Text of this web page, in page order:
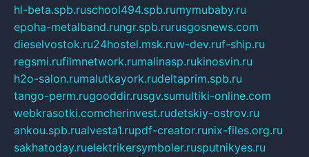
hl-beta.spb.ruschool494.spb.rumymubaby.ru
epoha-metalband.rungr.spb.rurusgosnews.com
dieselvostok.ru24hostel.msk.ruw-dev.ruf-ship.ru
regsmi.rufilmnetwork.rumalinasp.rukinosvin.ru
h2o-salon.rumalutkayork.rudeltaprim.spb.ru
tango-perm.rugooddir.rusgv.sumultiki-online.com
webkrasotki.comcherinvest.rudetskiy-ostrov.ru
ankou.spb.rualvesta1.rupdf-creator.runix-files.org.ru
sakhatoday.ruelektrikersymboler.rusputnikyes.ru